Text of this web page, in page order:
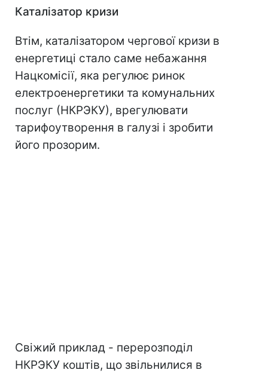
Каталізатор кризи
Втім, каталізатором чергової кризи в
енергетиці стало саме небажання
Нацкомісії, яка регулює ринок
електроенергетики та комунальних
послуг (НКРЭКУ), врегулювати
тарифоутворення в галузі і зробити
його прозорим.
Свіжий приклад - перерозподіл
НКРЭКУ коштів, що звільнилися в